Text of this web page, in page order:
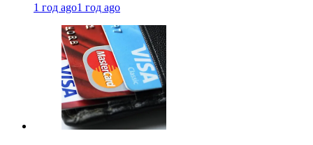
1 год ago1 год ago